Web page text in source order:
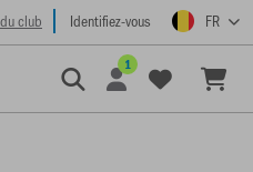
club Identifiez-vous FR
1